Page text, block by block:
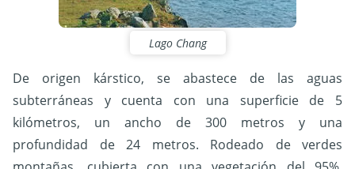
Lago Chang
De origen kárstico, se abastece de las aguas
subterráneas y cuenta con una superficie de 5
kilómetros, un ancho de 300 metros y una
profundidad de 24 metros. Rodeado de verdes